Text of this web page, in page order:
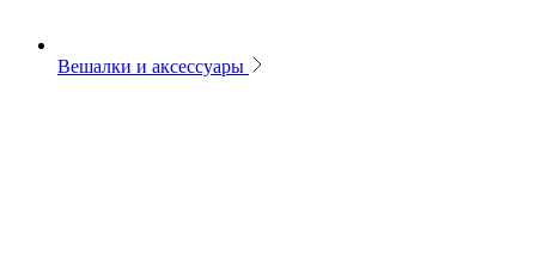
Вешалки и аксессуары